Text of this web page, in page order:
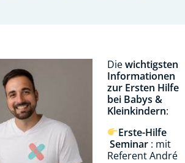
Diewichtigsten
Informationen
zur Ersten Hilfe
bei Babys &
Kleinkindern:
Erste-Hilfe
Seminar : mit
Referent André